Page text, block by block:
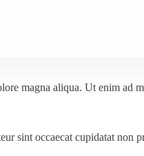
magna aliqua. Ut enim ad
sint occaecat cupidatat non